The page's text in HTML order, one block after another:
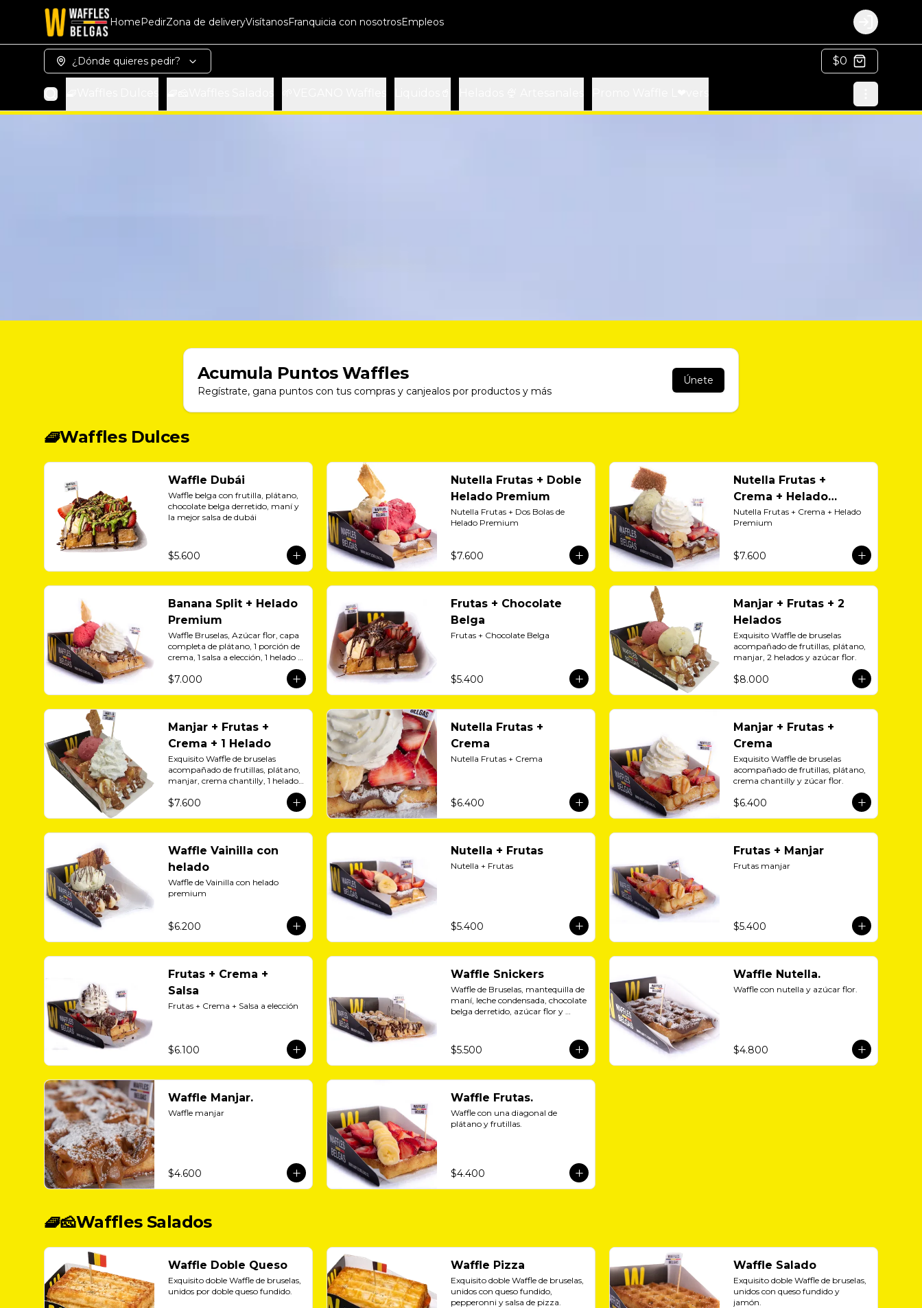
HomePedirZona de deliveryVisítanosFranquicia con nosotrosEmpleos Login
¿Dónde quieres pedir? $0
Acumula Puntos Waffles
Regístrate, gana puntos con tus compras y canjealos por productos y más
Únete
🧇Waffles Dulces
Waffle Dubái
Waffle belga con frutilla, plátano,
chocolate belga derretido, maní y
la mejor salsa de dubái
$5.600
Nutella Frutas + Doble
Helado Premium
Nutella Frutas + Dos Bolas de
Helado Premium
$7.600
Nutella Frutas +
Crema + Helado
Premium
Nutella Frutas + Crema + Helado
Premium
$7.600
Banana Split + Helado
Premium
Waffle Bruselas, Azúcar flor, capa
completa de plátano, 1 porción de
crema, 1 salsa a elección, 1 helado a
$7.000
Frutas + Chocolate
Belga
Frutas + Chocolate Belga
$5.400
Manjar + Frutas + 2
Helados
Exquisito Waffle de bruselas
acompañado de frutillas, plátano,
manjar, 2 helados y azúcar flor.
$8.000
Manjar + Frutas +
Crema + 1 Helado
Exquisito Waffle de bruselas
acompañado de frutillas, plátano,
manjar, crema chantilly, 1 helado
$7.600
Nutella Frutas +
Crema
Nutella Frutas + Crema
$6.400
Manjar + Frutas +
Crema
Exquisito Waffle de bruselas
acompañado de frutillas, plátano,
crema chantilly y zúcar flor.
$6.400
Waffle Vainilla con
helado
Waffle de Vainilla con helado
premium
$6.200
Nutella + Frutas
Nutella + Frutas
$5.400
Frutas + Manjar
Frutas manjar
$5.400
Frutas + Crema +
Salsa
Frutas + Crema + Salsa a elección
$6.100
Waffle Snickers
Waffle de Bruselas, mantequilla de
maní, leche condensada, chocolate
belga derretido, azúcar flor y
$5.500
Waffle Nutella.
Waffle con nutella y azúcar flor.
$4.800
Waffle Manjar.
Waffle manjar
$4.600
Waffle Frutas.
Waffle con una diagonal de
plátano y frutillas.
$4.400
🧇🧀Waffles Salados
Waffle Doble Queso
Exquisito doble Waffle de bruselas,
unidos por doble queso fundido.
Waffle Pizza
Exquisito doble Waffle de bruselas,
unidos con queso fundido,
pepperonni y salsa de pizza.
Waffle Salado
Exquisito doble Waffle de bruselas,
unidos con queso fundido y
jamón.